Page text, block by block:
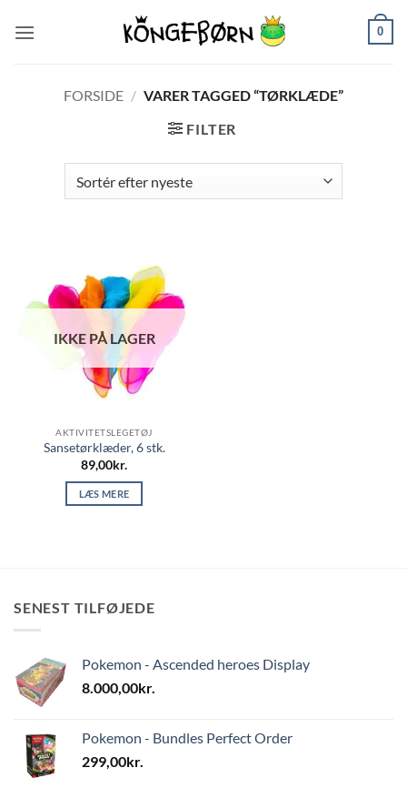
0
FORSIDE / VARER TAGGED “TØRKLÆDE”
FILTER
IKKE PÅ LAGER
AKTIVITETSLEGETØJ
Sansetørklæder, 6 stk.
89,00kr.
LÆS MERE
SENEST TILFØJEDE
Pokemon - Ascended heroes Display
8.000,00kr.
Pokemon - Bundles Perfect Order
299,00kr.